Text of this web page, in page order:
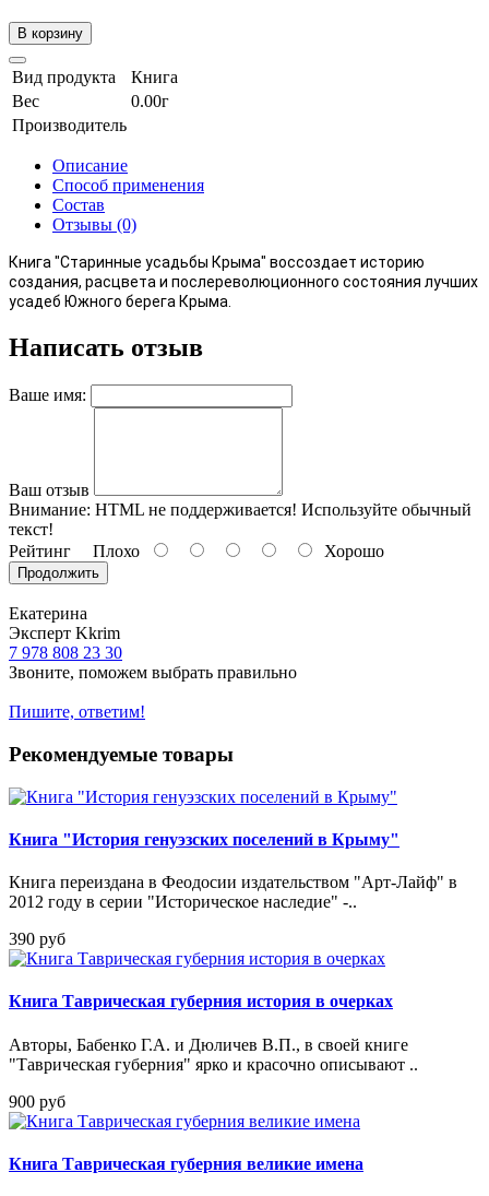
В корзину
Вид продукта
Книга
Вес
0.00г
Производитель
Описание
Способ применения
Состав
Отзывы (0)
Книга "Старинные усадьбы Крыма" воссоздает историю
создания, расцвета и послереволюционного состояния лучших
усадеб Южного берега Крыма.
Написать отзыв
Ваше имя:
Ваш отзыв
Внимание: HTML не поддерживается! Используйте обычный
текст!
Рейтинг Плохо Хорошо
Продолжить
Екатерина
Эксперт Kkrim
7 978 808 23 30
Звоните, поможем выбрать правильно
Пишите, ответим!
Рекомендуемые товары
Книга "История генуэзских поселений в Крыму"
Книга переиздана в Феодосии издательством "Арт-Лайф" в
2012 году в серии "Историческое наследие" -..
390 руб
Книга Таврическая губерния история в очерках
Авторы, Бабенко Г.А. и Дюличев В.П., в своей книге
"Таврическая губерния" ярко и красочно описывают ..
900 руб
Книга Таврическая губерния великие имена